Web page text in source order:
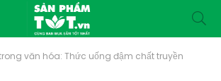
văn hóa: Thức uống đậm chất truyền